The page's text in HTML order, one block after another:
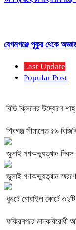
বেগমগঞ্জে পুকুর থেকে
Last Update
Popular Post
বিডি ক্লিনের উদ্যোগে
শিবগঞ্জ সীমান্তে ৫৯
জুলাই গণঅভ্যুত্থান দিবস
জুলাই গণঅভ্যুত্থান স্মরণে
ধুনটে মোবাইল কোর্টে
ফকিরনগরে মাদকবিরোধী